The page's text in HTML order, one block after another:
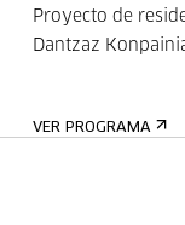
Proyecto de
Dantzaz
VER PROGRAMA